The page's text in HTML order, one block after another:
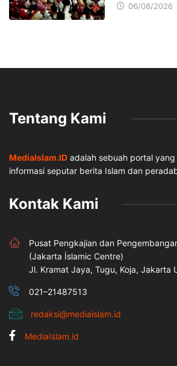
06/08/2026
Tentang Kami
MediaIslam.ID adalah sebuah portal
informasi seputar berita Islam dan
Kontak Kami
Pusat Pengkajian dan
(Jakarta İslamic Centre)
Jl. Kramat Jaya, Tugu, Koja, Jakarta
021–21487513
redaksi@mediaislam.id
MediaIslam.id